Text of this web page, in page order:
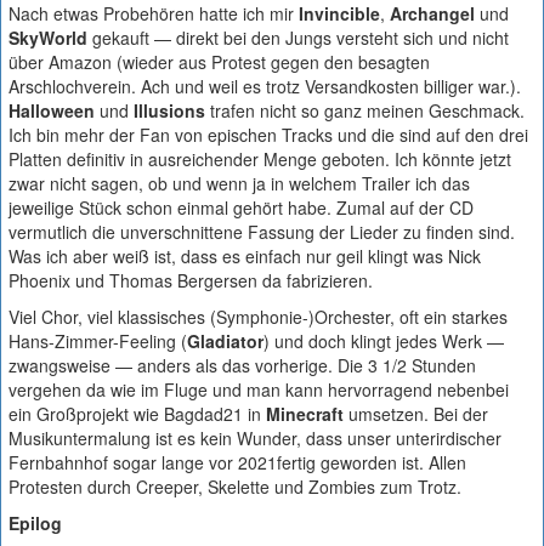
Nach etwas Probehören hatte ich mir Invincible, Archangel und
SkyWorld gekauft — direkt bei den Jungs versteht sich und nicht
über Amazon (wieder aus Protest gegen den besagten
Arschlochverein. Ach und weil es trotz Versandkosten billiger war.).
Halloween und Illusions trafen nicht so ganz meinen Geschmack.
Ich bin mehr der Fan von epischen Tracks und die sind auf den drei
Platten definitiv in ausreichender Menge geboten. Ich könnte jetzt
zwar nicht sagen, ob und wenn ja in welchem Trailer ich das
jeweilige Stück schon einmal gehört habe. Zumal auf der CD
vermutlich die unverschnittene Fassung der Lieder zu finden sind.
Was ich aber weiß ist, dass es einfach nur geil klingt was Nick
Phoenix und Thomas Bergersen da fabrizieren.
Viel Chor, viel klassisches (Symphonie-)Orchester, oft ein starkes
Hans-Zimmer-Feeling (Gladiator) und doch klingt jedes Werk —
zwangsweise — anders als das vorherige. Die 3 1/2 Stunden
vergehen da wie im Fluge und man kann hervorragend nebenbei
ein Großprojekt wie Bagdad21 in Minecraft umsetzen. Bei der
Musikuntermalung ist es kein Wunder, dass unser unterirdischer
Fernbahnhof sogar lange vor 2021fertig geworden ist. Allen
Protesten durch Creeper, Skelette und Zombies zum Trotz.
Epilog